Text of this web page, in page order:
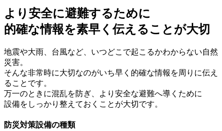
より安全に避難するために
的確な情報を素早く伝えることが大切
地震や大雨、台風など、いつどこで起こるかわからない自然
災害。
そんな非常時に大切なのがいち早く的確な情報を周りに伝え
ることです。
万一のときに混乱を防ぎ、より安全な避難へ導くために
設備をしっかり整えておくことが大切です。
防災対策設備の種類